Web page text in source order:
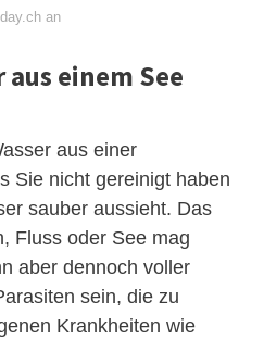
an
aus einem See
aus einer
Sie nicht gereinigt haben
sauber aussieht. Das
Fluss oder See mag
aber dennoch voller
sein, die zu
Krankheiten wie